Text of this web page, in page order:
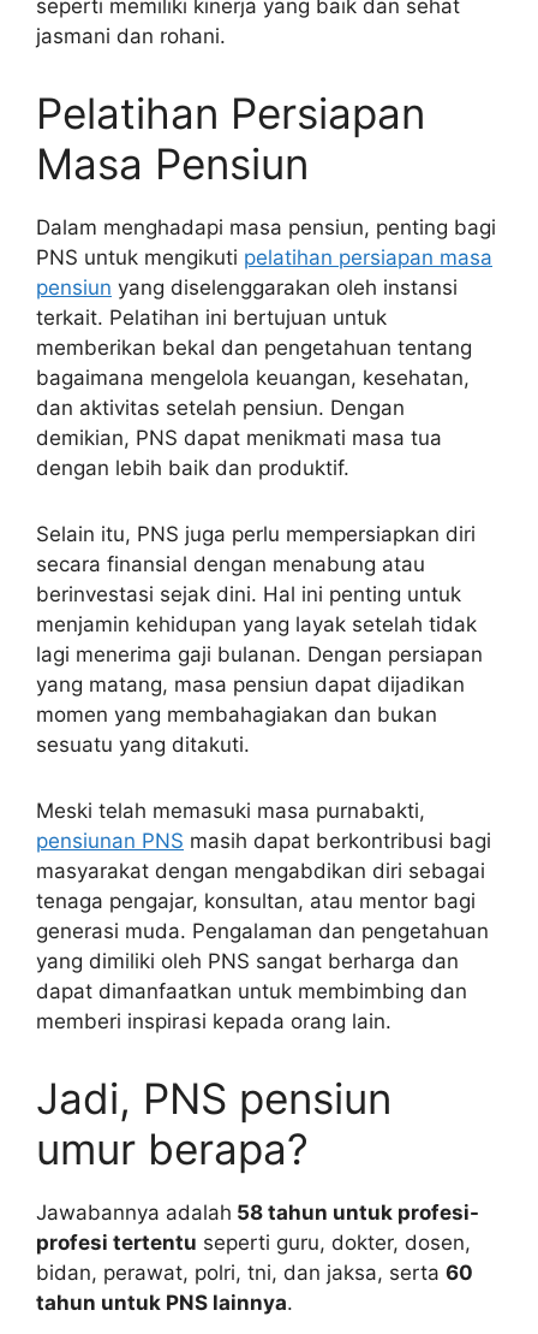
seperti memiliki kinerja yang baik dan sehat
jasmani dan rohani.
Pelatihan Persiapan
Masa Pensiun
Dalam menghadapi masa pensiun, penting bagi
PNS untuk mengikuti pelatihan persiapan masa
pensiun yang diselenggarakan oleh instansi
terkait. Pelatihan ini bertujuan untuk
memberikan bekal dan pengetahuan tentang
bagaimana mengelola keuangan, kesehatan,
dan aktivitas setelah pensiun. Dengan
demikian, PNS dapat menikmati masa tua
dengan lebih baik dan produktif.
Selain itu, PNS juga perlu mempersiapkan diri
secara finansial dengan menabung atau
berinvestasi sejak dini. Hal ini penting untuk
menjamin kehidupan yang layak setelah tidak
lagi menerima gaji bulanan. Dengan persiapan
yang matang, masa pensiun dapat dijadikan
momen yang membahagiakan dan bukan
sesuatu yang ditakuti.
Meski telah memasuki masa purnabakti,
pensiunan PNS masih dapat berkontribusi bagi
masyarakat dengan mengabdikan diri sebagai
tenaga pengajar, konsultan, atau mentor bagi
generasi muda. Pengalaman dan pengetahuan
yang dimiliki oleh PNS sangat berharga dan
dapat dimanfaatkan untuk membimbing dan
memberi inspirasi kepada orang lain.
Jadi, PNS pensiun
umur berapa?
Jawabannya adalah 58 tahun untuk profesi-
profesi tertentu seperti guru, dokter, dosen,
bidan, perawat, polri, tni, dan jaksa, serta 60
tahun untuk PNS lainnya.